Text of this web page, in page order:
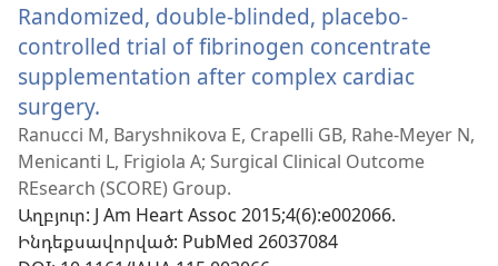
պատուհան)
Randomized, double-blinded, placebo-
controlled trial of fibrinogen concentrate
supplementation after complex cardiac
surgery.
է
նոր
պատուհան)
Ranucci M, Baryshnikova E, Crapelli GB, Rahe-Meyer N,
Menicanti L, Frigiola A; Surgical Clinical Outcome
REsearch (SCORE) Group.
Աղբյուր‎: J Am Heart Assoc 2015;4(6):e002066.
Ինդեքսավորված‎: PubMed 26037084